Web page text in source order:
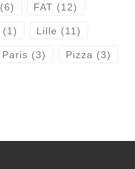
(6) FAT (12)
(1) Lille (11)
Paris (3) Pizza (3)